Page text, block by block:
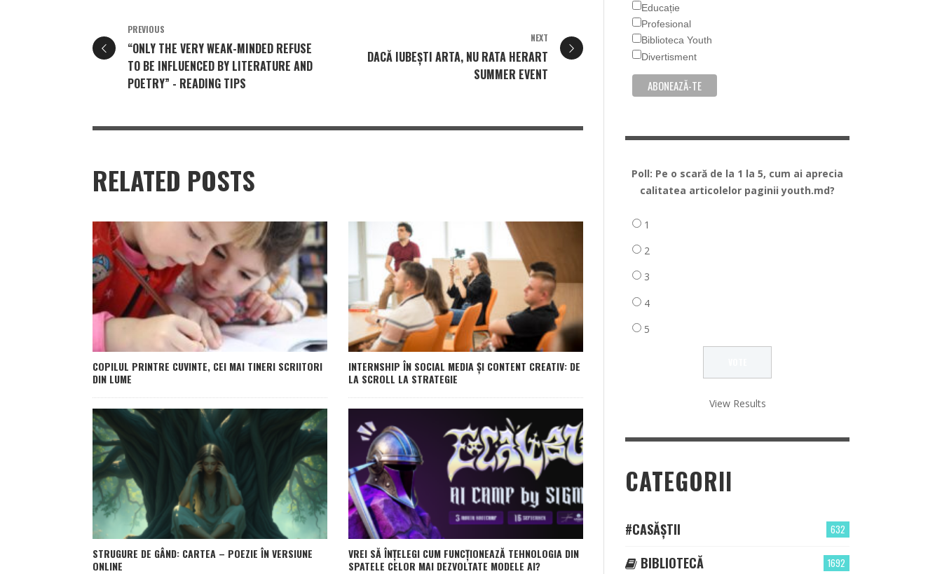
PREVIOUS
“ONLY THE VERY WEAK-MINDED REFUSE
TO BE INFLUENCED BY LITERATURE AND
POETRY” - READING TIPS
NEXT
DACĂ IUBEŞTI ARTA, NU RATA HERART
SUMMER EVENT
RELATED POSTS
COPILUL PRINTRE CUVINTE, CEI MAI TINERI SCRIITORI
DIN LUME
INTERNSHIP ÎN SOCIAL MEDIA ȘI CONTENT CREATIV: DE
LA SCROLL LA STRATEGIE
STRUGURE DE GÂND: CARTEA – POEZIE ÎN VERSIUNE
ONLINE
VREI SĂ ÎNȚELEGI CUM FUNCȚIONEAZĂ TEHNOLOGIA DIN
SPATELE CELOR MAI DEZVOLTATE MODELE AI?
Educație
Profesional
Biblioteca Youth
Divertisment
Poll: Pe o scară de la 1 la 5, cum ai aprecia
calitatea articolelor paginii youth.md?
1
2
3
4
5
View Results
CATEGORII
632
#CASĂȘTII
1692
BIBLIOTECĂ